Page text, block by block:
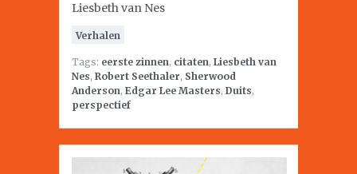
Liesbeth van Nes
Verhalen
Tags: eerste zinnen, citaten, Liesbeth van
Nes, Robert Seethaler, Sherwood
Anderson, Edgar Lee Masters, Duits,
perspectief